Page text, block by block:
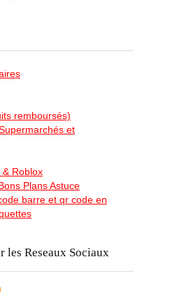
remboursés)
et
Roblox
Plans Astuce
barre et qr code en
les Reseaux Sociaux